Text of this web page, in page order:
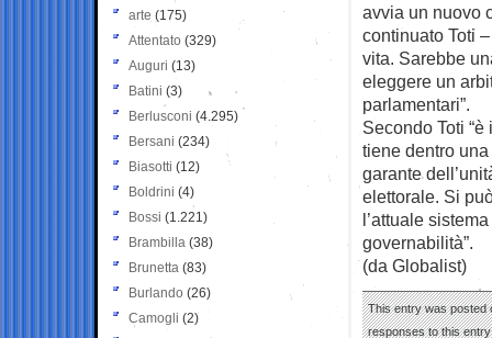
avvia un nuovo
continuato Toti
vita. Sarebbe
eleggere un
parlamentari”.
Secondo Toti
tiene dentro
garante
elettorale. Si
l’attuale
governabilità”.
(da Globalist)
This entry was posted
responses to this
arte (175)
Attentato (329)
Auguri (13)
Batini (3)
Berlusconi (4.295)
Bersani (234)
Biasotti (12)
Boldrini (4)
Bossi (1.221)
Brambilla (38)
Brunetta (83)
Burlando (26)
Camogli (2)